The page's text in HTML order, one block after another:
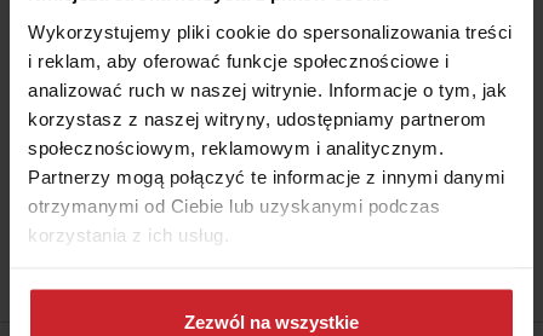
Wykorzystujemy pliki cookie do spersonalizowania treści
i reklam, aby oferować funkcje społecznościowe i
analizować ruch w naszej witrynie. Informacje o tym, jak
korzystasz z naszej witryny, udostępniamy partnerom
społecznościowym, reklamowym i analitycznym.
Partnerzy mogą połączyć te informacje z innymi danymi
otrzymanymi od Ciebie lub uzyskanymi podczas
korzystania z ich usług.
Dowiedz się więcej na temat tego, kim jesteśmy, jak
można się z nami skontaktować i w jaki sposób
Zezwól na wszystkie
#telefon